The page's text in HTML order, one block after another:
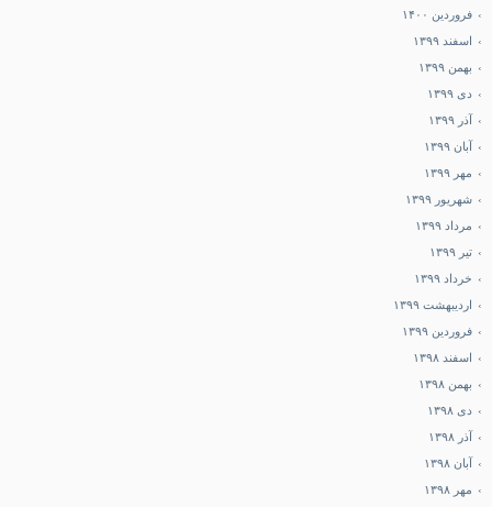
فروردین ۱۴۰۰
اسفند ۱۳۹۹
بهمن ۱۳۹۹
دی ۱۳۹۹
آذر ۱۳۹۹
آبان ۱۳۹۹
مهر ۱۳۹۹
شهریور ۱۳۹۹
مرداد ۱۳۹۹
تیر ۱۳۹۹
خرداد ۱۳۹۹
اردیبهشت ۱۳۹۹
فروردین ۱۳۹۹
اسفند ۱۳۹۸
بهمن ۱۳۹۸
دی ۱۳۹۸
آذر ۱۳۹۸
آبان ۱۳۹۸
مهر ۱۳۹۸